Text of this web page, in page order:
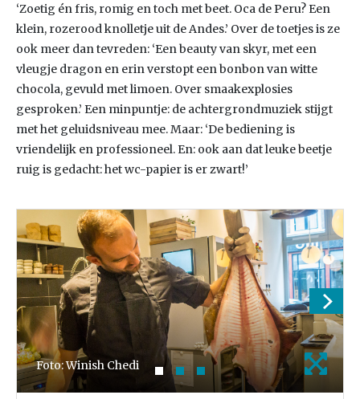
‘Zoetig én fris, romig en toch met beet. Oca de Peru? Een
klein, rozerood knolletje uit de Andes.’ Over de toetjes is ze
ook meer dan tevreden: ‘Een beauty van skyr, met een
vleugje dragon en erin verstopt een bonbon van witte
chocola, gevuld met limoen. Over smaakexplosies
gesproken.’ Een minpuntje: de achtergrondmuziek stijgt
met het geluidsniveau mee. Maar: ‘De bediening is
vriendelijk en professioneel. En: ook aan dat leuke beetje
ruig is gedacht: het wc-papier is er zwart!’
Foto: Winish Chedi